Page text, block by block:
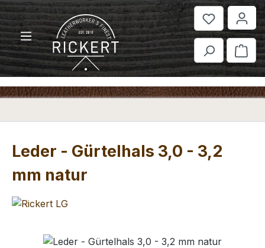
Zum Hauptinhalt springen
Leder - Gürtelhals 3,0 - 3,2
mm natur
Bildergalerie überspringen